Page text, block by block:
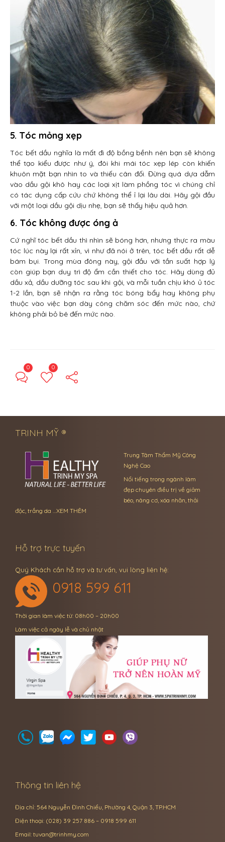
5. Tóc mỏng xẹp
Tóc bết dầu nghĩa là mất đi độ bồng bềnh nên bạn sẽ không
thể tạo kiểu được như ý, đôi khi mái tóc xẹp lép còn khiến
khuôn mặt bạn nhìn to và thiếu cân đối. Đừng quá dựa dẫm
vào dầu gội khô hay các loại xịt làm phồng tóc vì chúng chỉ
có tác dụng cấp cứu chứ không thể ỉ lại lâu dài. Hãy gội đầu
với một loại dầu gội dịu nhẹ, bạn sẽ thấy hiệu quả hơn.
6. Tóc không được óng ả
Cứ nghĩ tóc bết dầu thì nhìn sẽ bóng hơn, nhưng thực ra màu
tóc lúc này lại rất xỉn, vì như đã nói ở trên, tóc bết dầu rất dễ
bám bụi. Trong mùa đông này, gội đầu với tần suất hợp lý
còn giúp bạn duy trì độ ẩm cần thiết cho tóc. Hãy dùng đủ
dầu xả, dầu dưỡng tóc sau khi gội, và mỗi tuần chịu khó ủ tóc
1-2 lần, bạn sẽ nhận ra rằng tóc bóng bẩy hay không phụ
thuộc vào việc bạn dày công chăm sóc đến mức nào, chứ
không phải bỏ bê đến mức nào.
0 0
TRINH MỸ ®
Trung Tâm Thẩm Mỹ Công
Nghệ Cao
Nổi tiếng trong ngành làm
đẹp chuyên điều trị về giảm
béo, nâng cơ, xóa nhăn, thải
độc, trắng da …XEM THÊM
Hỗ trợ trực tuyến
Quý Khách cần hỗ trợ và tư vấn, vui lòng liên hệ:
0918 599 611
Thời gian làm việc từ: 08h00 – 20h00
Làm việc cả ngày lễ và chủ nhật
Thông tin liên hệ
Địa chỉ: 564 Nguyễn Đình Chiểu, Phường 4, Quận 3, TP.HCM
Điện thoại: (028) 39 257 886 – 0918 599 611
Email: tuvan@trinhmy.com